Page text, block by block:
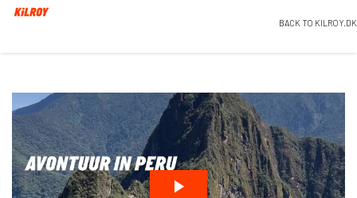
BACK TO KILROY.DK